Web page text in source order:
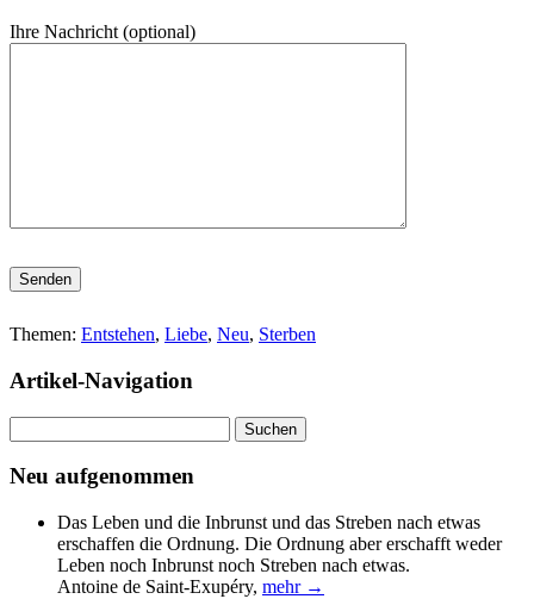
Ihre Nachricht (optional)
Bitte lasse dieses Feld leer.
Themen: Entstehen, Liebe, Neu, Sterben
Artikel-Navigation
nach:
Neu aufgenommen
Das Leben und die Inbrunst und das Streben nach etwas
erschaffen die Ordnung. Die Ordnung aber erschafft weder
Leben noch Inbrunst noch Streben nach etwas.
Antoine de Saint-Exupéry, mehr →